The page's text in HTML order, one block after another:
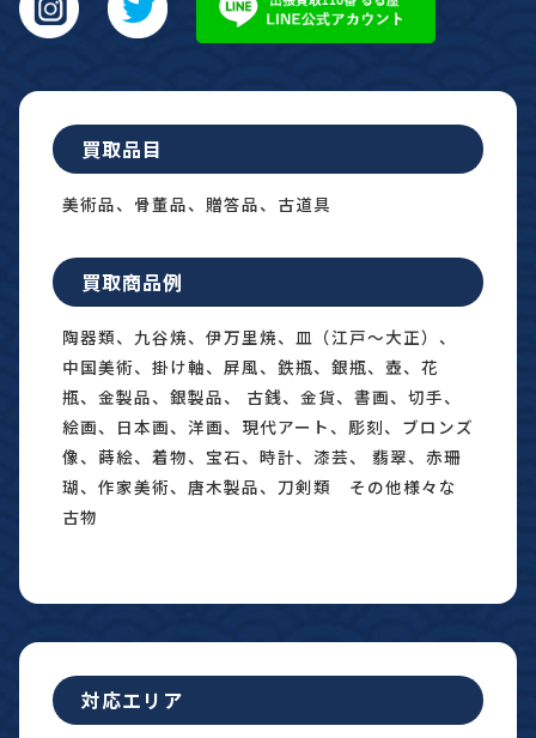
買取品目
美術品、骨董品、贈答品、古道具
買取商品例
陶器類、九谷焼、伊万里焼、皿（江戸〜大正）、
中国美術、掛け軸、屏風、鉄瓶、銀瓶、壺、花
瓶、金製品、銀製品、 古銭、金貨、書画、切手、
絵画、日本画、洋画、現代アート、彫刻、ブロンズ
像、蒔絵、着物、宝石、時計、漆芸、 翡翠、赤珊
瑚、作家美術、唐木製品、刀剣類 その他様々な
古物
対応エリア